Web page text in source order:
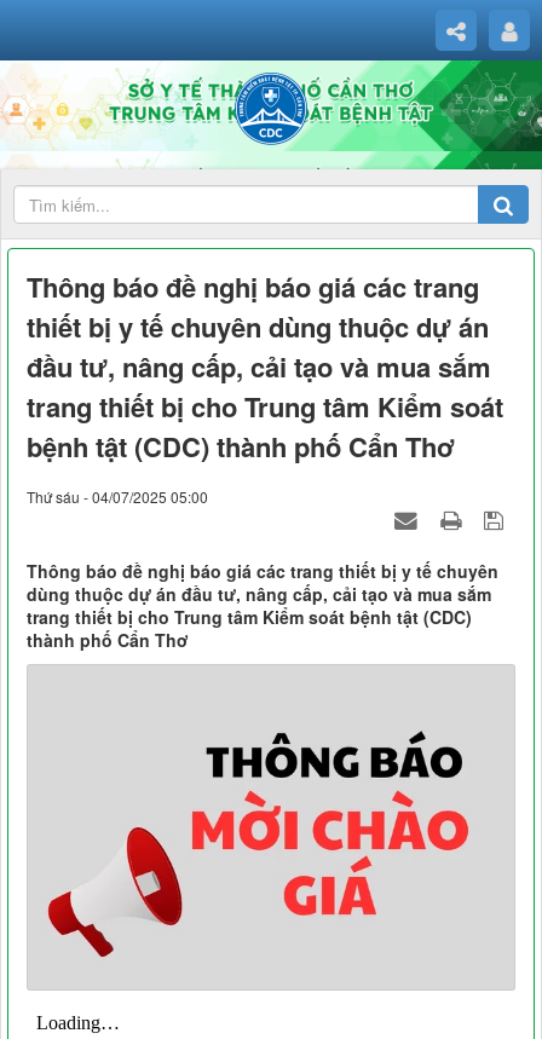
Thông báo đề nghị báo giá các trang
thiết bị y tế chuyên dùng thuộc dự án
đầu tư, nâng cấp, cải tạo và mua sắm
trang thiết bị cho Trung tâm Kiểm soát
bệnh tật (CDC) thành phố Cẩn Thơ
Thứ sáu - 04/07/2025 05:00
Thông báo đề nghị báo giá các trang thiết bị y tế chuyên
dùng thuộc dự án đầu tư, nâng cấp, cải tạo và mua sắm
trang thiết bị cho Trung tâm Kiểm soát bệnh tật (CDC)
thành phố Cẩn Thơ